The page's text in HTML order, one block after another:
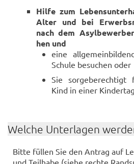
Hilfe zum
Alter und bei
nach dem
hen und
eine
Schu­le be­su­chen oder
Sie sor­ge­be­rech­tigt
Kind in einer
Wel­che Un­ter­la­gen
Bitte fül­len Sie den An­trag auf
und Teil­ha­be (siehe rech­te